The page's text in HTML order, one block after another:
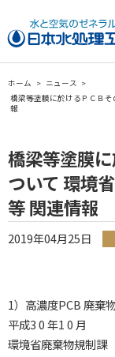
ホーム > ニュース >
橋梁等塗膜に於けるＰＣＢ
報
橋梁等塗膜
ついて 環境
等 関連情報
2019年04月25日
1）高濃度PCB 廃棄
平成3 0 年1 0 月
環境省廃棄物規制課